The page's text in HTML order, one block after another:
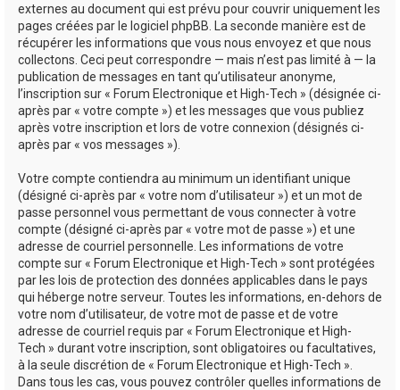
externes au document qui est prévu pour couvrir uniquement les
pages créées par le logiciel phpBB. La seconde manière est de
récupérer les informations que vous nous envoyez et que nous
collectons. Ceci peut correspondre — mais n’est pas limité à — la
publication de messages en tant qu’utilisateur anonyme,
l’inscription sur « Forum Electronique et High-Tech » (désignée ci-
après par « votre compte ») et les messages que vous publiez
après votre inscription et lors de votre connexion (désignés ci-
après par « vos messages »).
Votre compte contiendra au minimum un identifiant unique
(désigné ci-après par « votre nom d’utilisateur ») et un mot de
passe personnel vous permettant de vous connecter à votre
compte (désigné ci-après par « votre mot de passe ») et une
adresse de courriel personnelle. Les informations de votre
compte sur « Forum Electronique et High-Tech » sont protégées
par les lois de protection des données applicables dans le pays
qui héberge notre serveur. Toutes les informations, en-dehors de
votre nom d’utilisateur, de votre mot de passe et de votre
adresse de courriel requis par « Forum Electronique et High-
Tech » durant votre inscription, sont obligatoires ou facultatives,
à la seule discrétion de « Forum Electronique et High-Tech ».
Dans tous les cas, vous pouvez contrôler quelles informations de